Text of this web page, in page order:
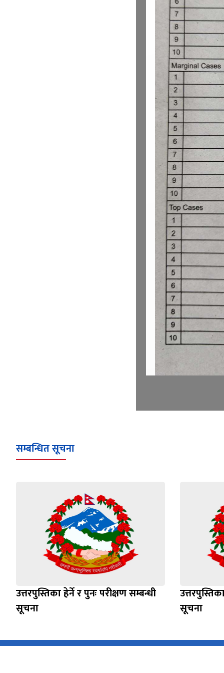
सम्बन्धित सूचना
उत्तरपुस्तिका हेर्ने र पुनः परीक्षण सम्बन्धी
सूचना
सूचना